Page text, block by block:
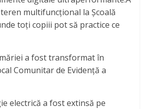
multifuncțional la Școală
toți copiii pot să practice ce
a fost transformat în
Comunitar de Evidență a
electrică a fost extinsă pe